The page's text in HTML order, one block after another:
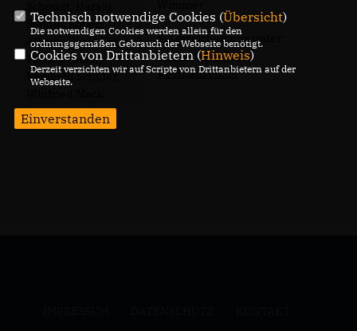
Steidle, Robert
Allocca, Josef Ebert,
Patrick Müller,
Reinhold Schüler,
Sie erreichen uns unter:
ortsverband@cdu-
westhausen.de
Technisch notwendige Cookies (Übersicht)
Die notwendigen Cookies werden allein für den
ordnungsgemäßen Gebrauch der Webseite benötigt.
Cookies von Drittanbietern (Hinweis)
Derzeit verzichten wir auf Scripte von Drittanbietern auf der
Webseite.
Einverstanden